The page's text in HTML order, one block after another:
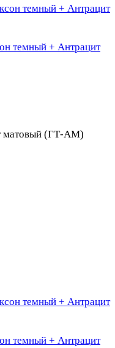
темный + Антрацит
матовый (ГТ-АМ)
темный + Антрацит